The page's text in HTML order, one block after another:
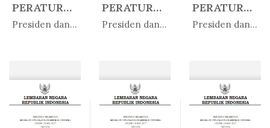
PERATURAN PRESIDEN REPUBLIK INDO...
Presiden dan Wakil Presiden
In Peratur...
PERATURAN PRESIDEN REPUBLIK INDO...
Presiden dan Wakil Presiden
In Peratur...
PERATURAN PRESIDEN REPUBLIK INDO...
Presiden dan Wakil Presiden
In Peratur...